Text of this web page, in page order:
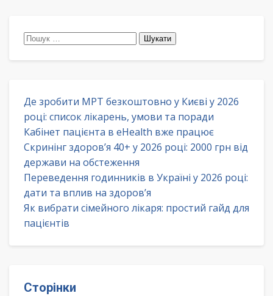
Пошук:
Де зробити МРТ безкоштовно у Києві у 2026
році: список лікарень, умови та поради
Кабінет пацієнта в eHealth вже працює
Скринінг здоров’я 40+ у 2026 році: 2000 грн від
держави на обстеження
Переведення годинників в Україні у 2026 році:
дати та вплив на здоров’я
Як вибрати сімейного лікаря: простий гайд для
пацієнтів
Сторінки